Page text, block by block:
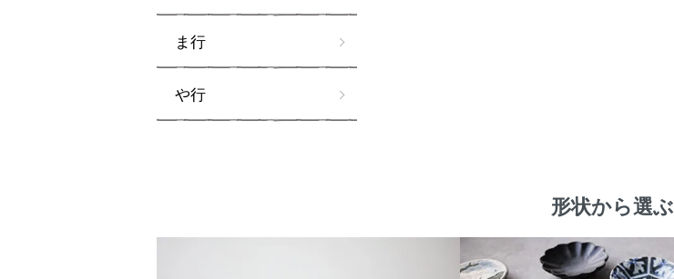
ま行
や行
形状から選ぶ